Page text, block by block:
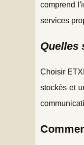
comprend
services
Quelles
Choisir
stockés et